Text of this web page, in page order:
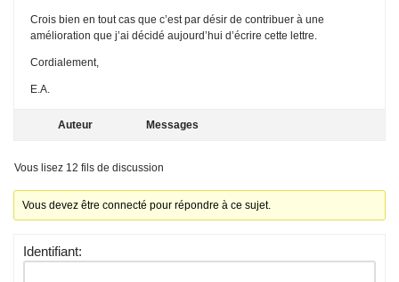
Crois bien en tout cas que c’est par désir de contribuer à une
amélioration que j’ai décidé aujourd’hui d’écrire cette lettre.
Cordialement,
E.A.
Auteur Messages
Vous lisez 12 fils de discussion
Vous devez être connecté pour répondre à ce sujet.
Identifiant: